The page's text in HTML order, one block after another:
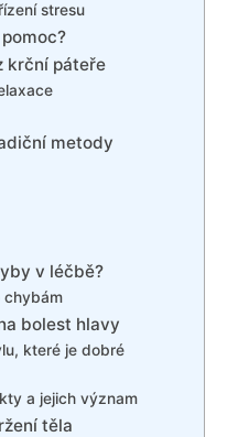
stresu
krční páteře
metody
v léčbě?
chybám
bolest hlavy
které je dobré
a jejich význam
těla